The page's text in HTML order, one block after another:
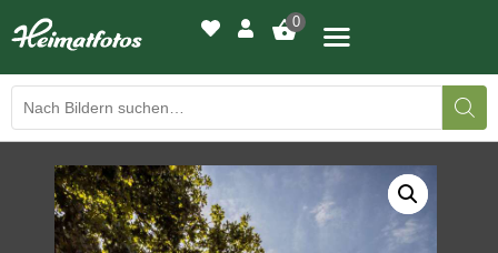
0
BILDERGALERIE
DRUCKQUALITÄTEN